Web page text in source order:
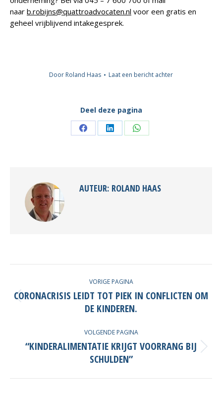
naar b.robijns@quattroadvocaten.nl voor een gratis en
geheel vrijblijvend intakegesprek.
Door Roland Haas Laat een bericht achter
Deel deze pagina
Deel
Deel
Deel
AUTEUR: ROLAND HAAS
NAVIGATION
VORIGE PAGINA
Vorige
post
CORONACRISIS LEIDT TOT PIEK IN CONFLICTEN OM
DE KINDEREN.
VOLGENDE PAGINA
Volgende
post
“KINDERALIMENTATIE KRIJGT VOORRANG BIJ
SCHULDEN”